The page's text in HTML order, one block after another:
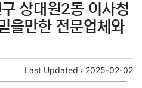
상대원2동 이사청
을만한 전문업체와
Last Updated : 2025-02-02